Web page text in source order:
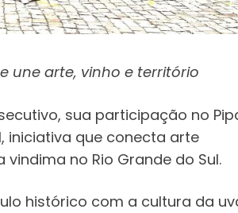
une arte, vinho e território
sua participação no
iniciativa que conecta arte
no Rio Grande do Sul.
histórico com a cultura da